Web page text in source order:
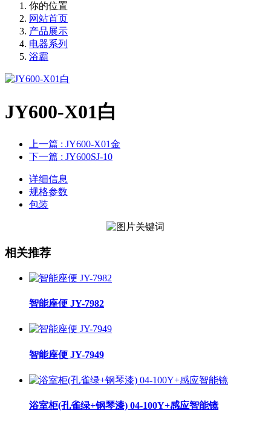
你的位置
网站首页
产品展示
电器系列
浴霸
JY600-X01白
上一篇 : JY600-X01金
下一篇 : JY600SJ-10
详细信息
规格参数
包装
相关推荐
智能座便 JY-7982
智能座便 JY-7949
浴室柜(孔雀绿+钢琴漆) 04-100Y+感应智能镜